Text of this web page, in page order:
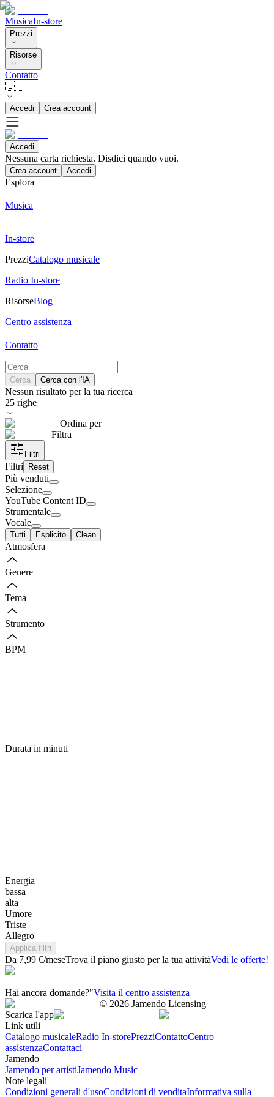
MusicaIn-store
Prezzi
Risorse
Contatto
🇮🇹
Accedi Crea account
Accedi
Nessuna carta richiesta. Disdici quando vuoi.
Crea account Accedi
Esplora
Musica
In-store
PrezziCatalogo musicale
Radio In-store
RisorseBlog
Centro assistenza
Contatto
Cerca Cerca con l'IA
Nessun risultato per la tua ricerca
25 righe
Ordina per
Filtra
Filtri
Filtri Reset
Più venduti
Selezione
YouTube Content ID
Strumentale
Vocale
Tutti Esplicito Clean
Atmosfera
Genere
Tema
Strumento
BPM
Durata in minuti
Energia
bassa
alta
Umore
Triste
Allegro
Applica filtri
Da 7,99 €/meseTrova il piano giusto per la tua attivitàVedi le offerte!
Hai ancora domande?"Visita il centro assistenza
© 2026 Jamendo Licensing
Scarica l'app
Link utili
Catalogo musicaleRadio In-storePrezziContattoCentro
assistenzaContattaci
Jamendo
Jamendo per artistiJamendo Music
Note legali
Condizioni generali d'usoCondizioni di venditaInformativa sulla